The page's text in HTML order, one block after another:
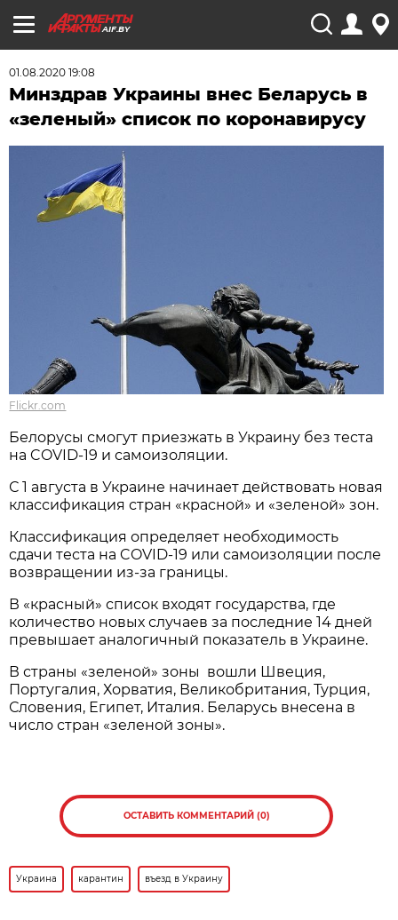
AIF.BY
01.08.2020 19:08
Минздрав Украины внес Беларусь в
«зеленый» список по коронавирусу
Flickr.com
Белорусы смогут приезжать в Украину без теста
на COVID-19 и самоизоляции.
С 1 августа в Украине начинает действовать новая
классификация стран «красной» и «зеленой» зон.
Классификация определяет необходимость
сдачи теста на COVID-19 или самоизоляции после
возвращении из-за границы.
В «красный» список входят государства, где
количество новых случаев за последние 14 дней
превышает аналогичный показатель в Украине.
В страны «зеленой» зоны вошли Швеция,
Португалия, Хорватия, Великобритания, Турция,
Словения, Египет, Италия. Беларусь внесена в
число стран «зеленой зоны».
ОСТАВИТЬ КОММЕНТАРИЙ (0)
Украина карантин въезд в Украину